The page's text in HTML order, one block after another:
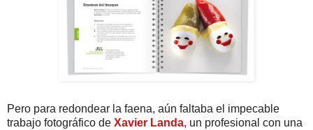
Pero para redondear la faena, aún faltaba el impecable
trabajo fotográfico de Xavier Landa, un profesional con una